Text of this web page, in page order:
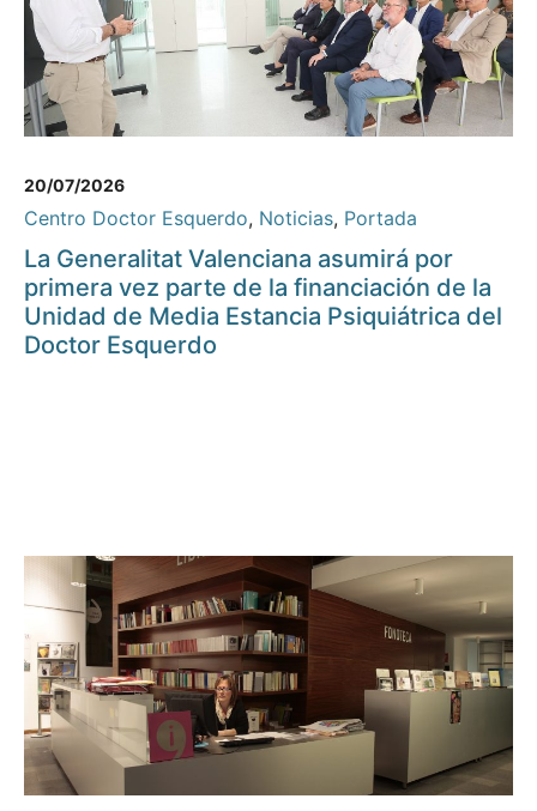
20/07/2026
Centro Doctor Esquerdo, Noticias, Portada
La Generalitat Valenciana asumirá por
primera vez parte de la financiación de la
Unidad de Media Estancia Psiquiátrica del
Doctor Esquerdo